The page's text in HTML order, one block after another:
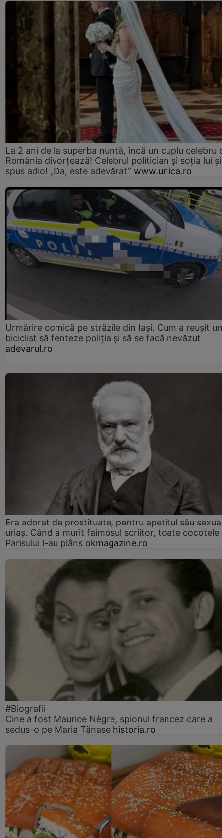
La 2 ani de la superba nuntă, încă un cuplu celebru
România divorțează! Celebrul politician și soția lui
spus adio! „Da, este adevărat” www.unica.ro
Urmărire comică pe străzile din Iași. Cum a reușit un
biciclist să fenteze poliția și să se facă nevăzut
adevarul.ro
Era adorat de prostituate, pentru apetitul său
uriaș. Când a murit faimosul scriitor, toate cocotele
Parisului l-au plâns okmagazine.ro
#Biografii
Cine a fost Maurice Nègre, spionul francez care a
sedus-o pe Maria Tănase historia.ro